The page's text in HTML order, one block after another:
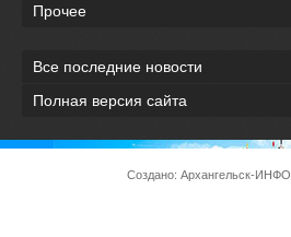
Прочее
Все последние новости
Полная версия сайта
Создано: Архангельск-ИНФО